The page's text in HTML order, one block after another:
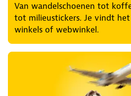
Van wandelschoenen tot
tot milieustickers. Je vindt
winkels of webwinkel.